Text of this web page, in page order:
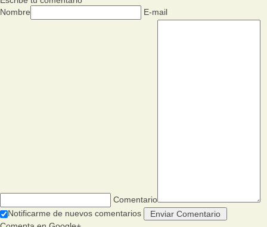
Nombre
E-mail
Comentario
Notificarme de nuevos comentarios